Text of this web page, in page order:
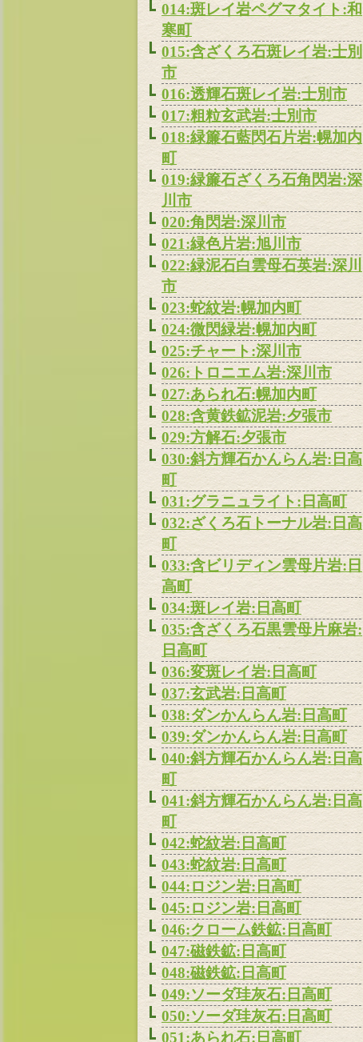
014:斑レイ岩ペグマタイト:和
寒町
015:含ざくろ石斑レイ岩:士別
市
016:透輝石斑レイ岩:士別市
017:粗粒玄武岩:士別市
018:緑簾石藍閃石片岩:幌加内
町
019:緑簾石ざくろ石角閃岩:深
川市
020:角閃岩:深川市
021:緑色片岩:旭川市
022:緑泥石白雲母石英岩:深川
市
023:蛇紋岩:幌加内町
024:微閃緑岩:幌加内町
025:チャート:深川市
026:トロニエム岩:深川市
027:あられ石:幌加内町
028:含黄鉄鉱泥岩:夕張市
029:方解石:夕張市
030:斜方輝石かんらん岩:日高
町
031:グラニュライト:日高町
032:ざくろ石トーナル岩:日高
町
033:含ビリディン雲母片岩:日
高町
034:斑レイ岩:日高町
035:含ざくろ石黒雲母片麻岩:
日高町
036:変斑レイ岩:日高町
037:玄武岩:日高町
038:ダンかんらん岩:日高町
039:ダンかんらん岩:日高町
040:斜方輝石かんらん岩:日高
町
041:斜方輝石かんらん岩:日高
町
042:蛇紋岩:日高町
043:蛇紋岩:日高町
044:ロジン岩:日高町
045:ロジン岩:日高町
046:クローム鉄鉱:日高町
047:磁鉄鉱:日高町
048:磁鉄鉱:日高町
049:ソーダ珪灰石:日高町
050:ソーダ珪灰石:日高町
051:あられ石:日高町